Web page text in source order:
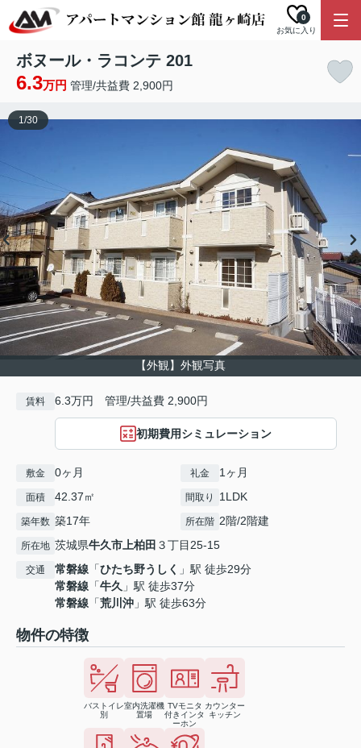
お気に入り
0
ボヌール・ラコンテ 201
6.3万円 管理/共益費 2,900円
【外観】外観写真
1/30
賃料 6.3万円 管理/共益費 2,900円
初期費用シミュレーション
敷金 0ヶ月 礼金 1ヶ月
面積 42.37㎡ 間取り 1LDK
築年数 築17年 所在階 2階/2階建
所在地 茨城県牛久市上柏田 ３丁目25-15
交通 常磐線 「ひたち野うしく 」駅 徒歩29分
常磐線 「牛久 」駅 徒歩37分
常磐線 「荒川沖 」駅 徒歩63分
物件の特徴
バストイレ
別
室内洗濯機
置場
TVモニタ
付きインタ
ーホン
カウンター
キッチン